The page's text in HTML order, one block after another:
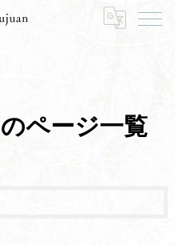
HOME
ページ一覧